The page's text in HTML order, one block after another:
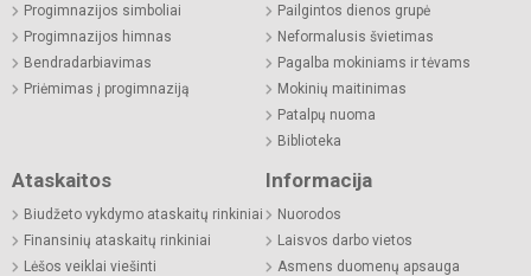
Progimnazijos simboliai
Progimnazijos himnas
Bendradarbiavimas
Priėmimas į progimnaziją
Pailgintos dienos grupė
Neformalusis švietimas
Pagalba mokiniams ir tėvams
Mokinių maitinimas
Patalpų nuoma
Biblioteka
Ataskaitos
Biudžeto vykdymo ataskaitų rinkiniai
Finansinių ataskaitų rinkiniai
Lėšos veiklai viešinti
Informacija
Nuorodos
Laisvos darbo vietos
Asmens duomenų apsauga